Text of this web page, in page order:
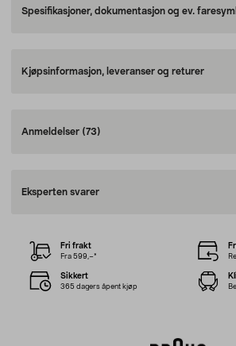
Spesifikasjoner, dokumentasjon og ev.
Kjøpsinformasjon, leveranser og returer
Anmeldelser (73)
Eksperten svarer
Fri frakt
Fra 599,–*
Sikkert
365 dagers åpent kjøp